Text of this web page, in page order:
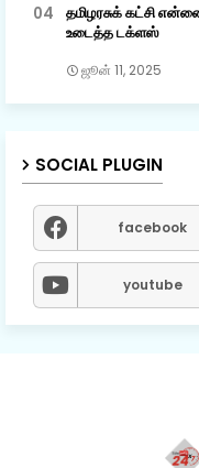
தமிழரசுக் கட்சி
உடைத்த டக்ளஸ்
ஜூன் 11, 2025
SOCIAL PLUGIN
facebook
youtube